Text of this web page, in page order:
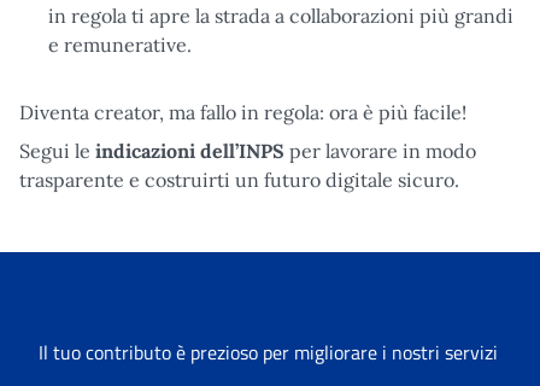
in regola ti apre la strada a collaborazioni più grandi
e remunerative.
Diventa creator, ma fallo in regola: ora è più facile!
Segui le indicazioni dell’INPS per lavorare in modo
trasparente e costruirti un futuro digitale sicuro.
Il tuo contributo è prezioso per migliorare i nostri servizi